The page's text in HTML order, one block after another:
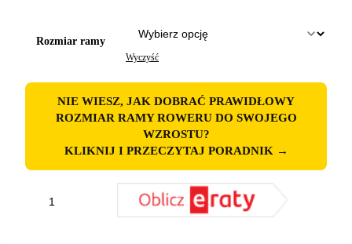
Rozmiar ramy
Wyczyść
NIE WIESZ, JAK DOBRAĆ PRAWIDŁOWY
ROZMIAR RAMY ROWERU DO SWOJEGO
WZROSTU?
KLIKNIJ I PRZECZYTAJ PORADNIK →